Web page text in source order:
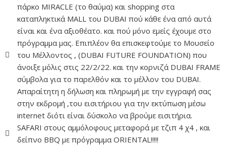
πάρκο MIRACLE (το θαύμα) και shopping στα
καταπληκτικά MALL του DUBAI πού κάθε ένα από αυτά
είναι και ένα αξιοθέατο. και πού μόνο εμείς έχουμε στο
πρόγραμμα μας. Επιπλέον θα επισκεφτούμε το Μουσείο
του Μέλλοντος , (DUBAI FUTURE FOUNDATION) που
άνοιξε μόλις στις 22/2/22. και την κορνιζά DUBAI FRAME
σύμβολα για το παρελθόν και το μέλλον του DUBAI.
Απαραίτητη η δήλωση και πληρωμή με την εγγραφή σας
στην εκδρομή ,του εισιτήριου για την εκτύπωση μέσω
internet διότι είναι δύσκολο να βρούμε εισιτήρια.
SAFARI στους αμμόλοφους μεταφορά με τζιπ 4 χ4 , και
δείπνο BBQ με πρόγραμμα ORIENTAL!!!!!